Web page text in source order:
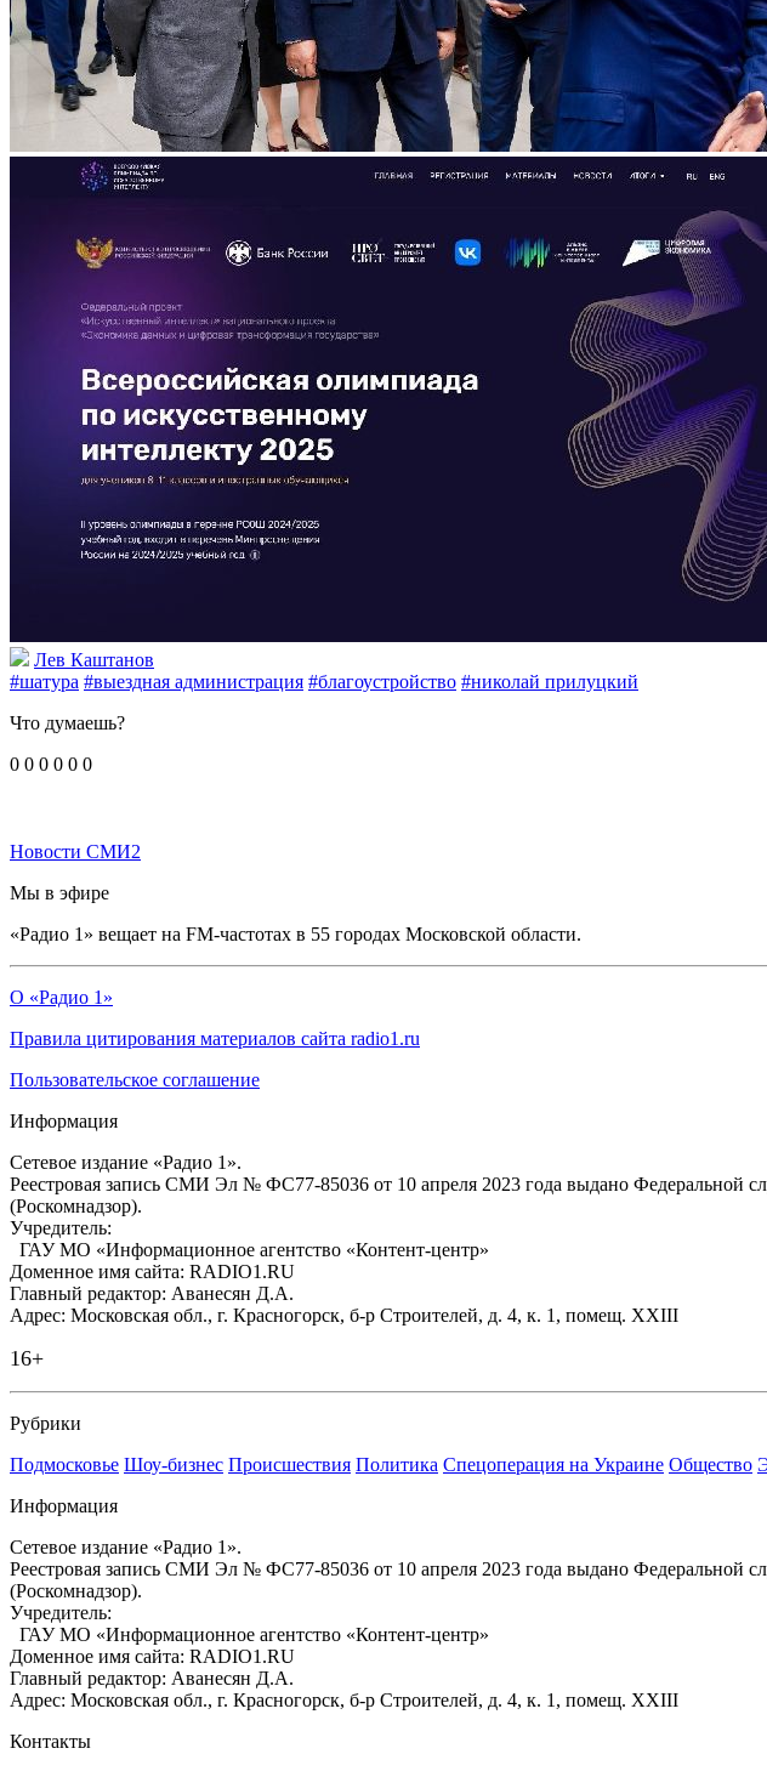
Лев Каштанов
#шатура #выездная администрация #благоустройство #николай прилуцкий
Что думаешь?
0 0 0 0 0 0
Новости СМИ2
Мы в эфире
«Радио 1» вещает на FM-частотах в 55 городах Московской области.
О «Радио 1»
Правила цитирования материалов сайта radio1.ru
Пользовательское соглашение
Информация
Сетевое издание «Радио 1».
Реестровая запись СМИ Эл № ФС77-85036 от 10 апреля 2023 года выдано Федеральной
(Роскомнадзор).
Учредитель:
ГАУ МО «Информационное агентство «Контент-центр»
Доменное имя сайта: RADIO1.RU
Главный редактор: Аванесян Д.А.
Адрес: Московская обл., г. Красногорск, б-р Строителей, д. 4, к. 1, помещ. XXIII
16+
Рубрики
Подмосковье Шоу-бизнес Происшествия Политика Спецоперация на Украине Общество
Информация
Сетевое издание «Радио 1».
Реестровая запись СМИ Эл № ФС77-85036 от 10 апреля 2023 года выдано Федеральной
(Роскомнадзор).
Учредитель:
ГАУ МО «Информационное агентство «Контент-центр»
Доменное имя сайта: RADIO1.RU
Главный редактор: Аванесян Д.А.
Адрес: Московская обл., г. Красногорск, б-р Строителей, д. 4, к. 1, помещ. XXIII
Контакты